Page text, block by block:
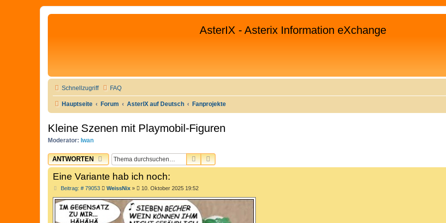
AsterIX - Asterix Information eXchange
Schnellzugriff FAQ
Hauptseite Forum AsterIX auf Deutsch Fanprojekte
Kleine Szenen mit Playmobil-Figuren
Moderator: Iwan
ANTWORTEN SUCHEERWEITERTE SUCHE
Eine Variante hab ich noch:
Beitrag: # 79053B
i
t
WeissNix» 10. Oktober 2025 19:52